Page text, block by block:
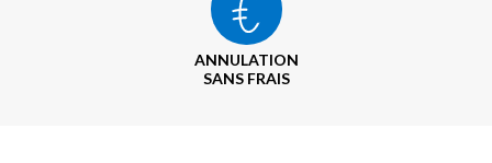
ANNULATION
SANS FRAIS